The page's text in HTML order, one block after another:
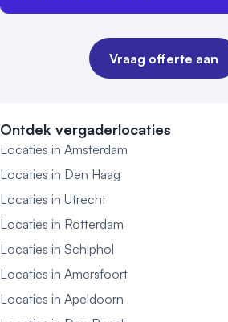
gratis parkeerplaatsen en een zeer
een geweldige locatie voor een
volledig aansluit op uw wensen. Het
uw doelstellingen!
Vraag offerte aan
Ontdek vergaderlocaties
Locaties in Amsterdam
Locaties in Den Haag
Locaties in Utrecht
Locaties in Rotterdam
Locaties in Schiphol
Locaties in Amersfoort
Locaties in Apeldoorn